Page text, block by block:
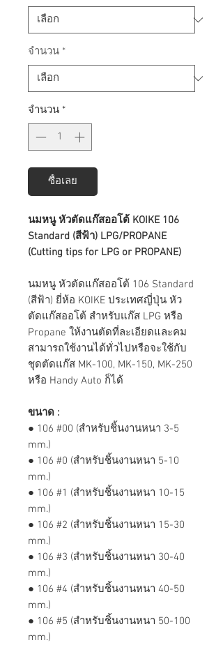
จำนวน *
จำนวน *
ซื้อเลย
นมหนู หัวตัดแก๊สออโต้ KOIKE 106
Standard (สีฟ้า) LPG/PROPANE
(Cutting tips for LPG or PROPANE)
นมหนู หัวตัดแก๊สออโต้ 106 Standard
(สีฟ้า) ยี่ห้อ KOIKE ประเทศญี่ปุ่น หัว
ตัดแก๊สออโต้ สำหรับแก๊ส LPG หรือ
Propane ให้งานตัดที่ละเอียดและคม
สามารถใช้งานได้ทั่วไปหรือจะใช้กับ
ชุดตัดแก๊ส MK-100, MK-150, MK-250
หรือ Handy Auto ก็ได้
ขนาด :
● 106 #00 (สำหรับชิ้นงานหนา 3-5
mm.)
● 106 #0 (สำหรับชิ้นงานหนา 5-10
mm.)
● 106 #1 (สำหรับชิ้นงานหนา 10-15
mm.)
● 106 #2 (สำหรับชิ้นงานหนา 15-30
mm.)
● 106 #3 (สำหรับชิ้นงานหนา 30-40
mm.)
● 106 #4 (สำหรับชิ้นงานหนา 40-50
mm.)
● 106 #5 (สำหรับชิ้นงานหนา 50-100
mm.)